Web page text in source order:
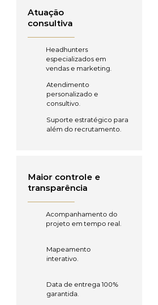
Atuação
consultiva
Headhunters
especializados em
vendas e marketing.
Atendimento
personalizado e
consultivo.
Suporte estratégico para
além do recrutamento.
Maior controle e
transparência
Acompanhamento do
projeto em tempo real.
Mapeamento
interativo.
Data de entrega 100%
garantida.